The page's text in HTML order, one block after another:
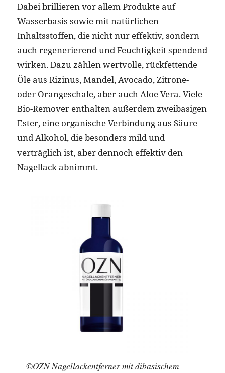
Dabei brillieren vor allem Produkte auf
Wasserbasis sowie mit natürlichen
Inhaltsstoffen, die nicht nur effektiv, sondern
auch regenerierend und Feuchtigkeit spendend
wirken. Dazu zählen wertvolle, rückfettende
Öle aus Rizinus, Mandel, Avocado, Zitrone-
oder Orangeschale, aber auch Aloe Vera. Viele
Bio-Remover enthalten außerdem zweibasigen
Ester, eine organische Verbindung aus Säure
und Alkohol, die besonders mild und
verträglich ist, aber dennoch effektiv den
Nagellack abnimmt.
©OZN Nagellackentferner mit dibasischem